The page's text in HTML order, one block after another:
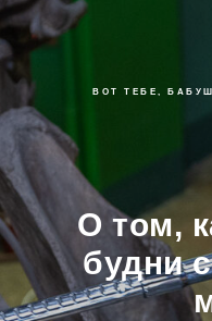
ВОТ ТЕБЕ,
О том,
будни